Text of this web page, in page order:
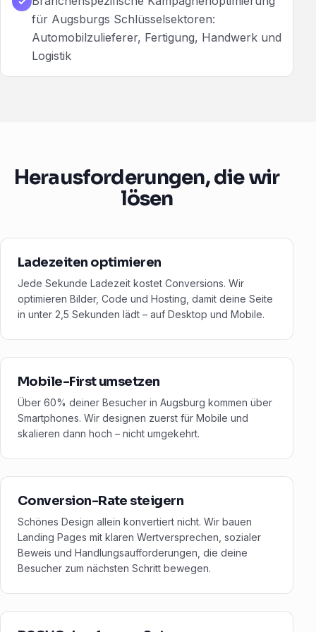
für Augsburgs Schlüsselsektoren:
Automobilzulieferer, Fertigung, Handwerk und
Logistik
Herausforderungen, die wir
lösen
Ladezeiten optimieren
Jede Sekunde Ladezeit kostet Conversions. Wir
optimieren Bilder, Code und Hosting, damit deine Seite
in unter 2,5 Sekunden lädt – auf Desktop und Mobile.
Mobile-First umsetzen
Über 60% deiner Besucher in Augsburg kommen über
Smartphones. Wir designen zuerst für Mobile und
skalieren dann hoch – nicht umgekehrt.
Conversion-Rate steigern
Schönes Design allein konvertiert nicht. Wir bauen
Landing Pages mit klaren Wertversprechen, sozialer
Beweis und Handlungsaufforderungen, die deine
Besucher zum nächsten Schritt bewegen.